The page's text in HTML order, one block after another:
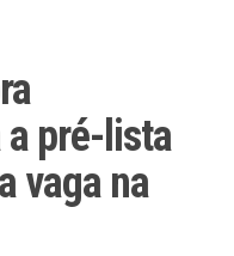
a pré-lista
vaga na